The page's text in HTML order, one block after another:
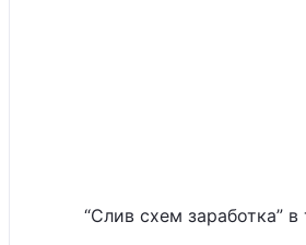
“Слив схем заработка”